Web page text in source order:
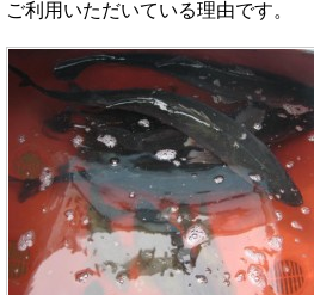
ご利用いただいている理由です。